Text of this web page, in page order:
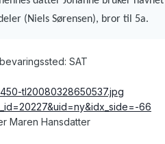
(Niels Sørensen), bror til 5a.
SAT
tl20080328650537.jpg
66
Maren Hansdatter